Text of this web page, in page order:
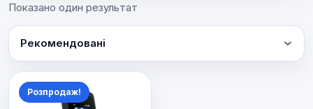
Показано один результат
Рекомендовані
Розпродаж!